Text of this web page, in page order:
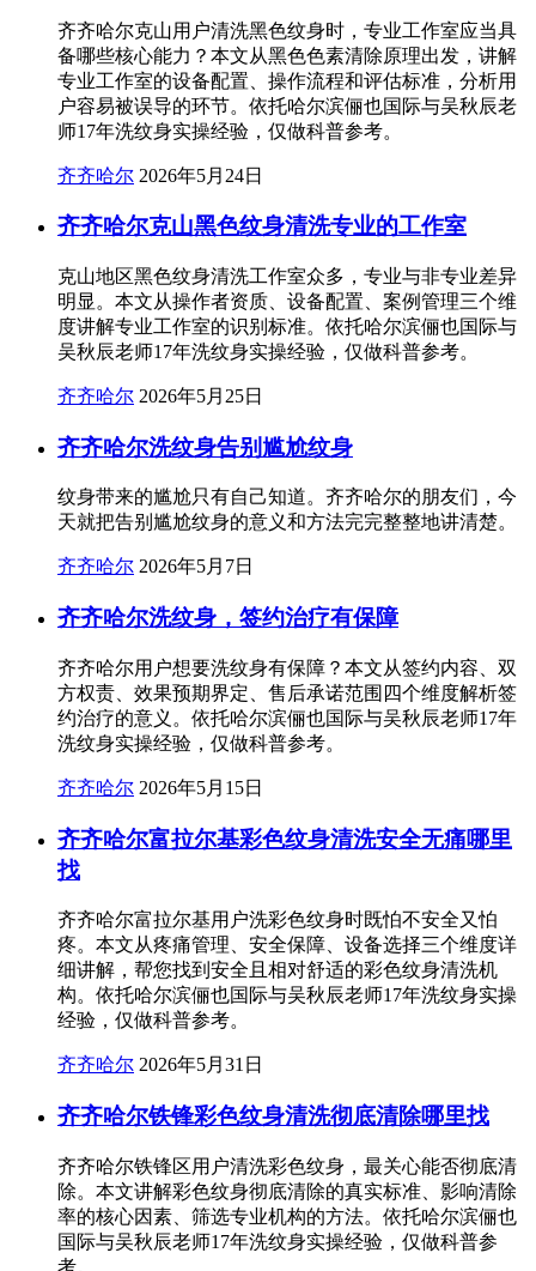
齐齐哈尔克山用户清洗黑色纹身时，专业工作室应当具
备哪些核心能力？本文从黑色色素清除原理出发，讲解
专业工作室的设备配置、操作流程和评估标准，分析用
户容易被误导的环节。依托哈尔滨俪也国际与吴秋辰老
师17年洗纹身实操经验，仅做科普参考。
齐齐哈尔 2026年5月24日
齐齐哈尔克山黑色纹身清洗专业的工作室
克山地区黑色纹身清洗工作室众多，专业与非专业差异
明显。本文从操作者资质、设备配置、案例管理三个维
度讲解专业工作室的识别标准。依托哈尔滨俪也国际与
吴秋辰老师17年洗纹身实操经验，仅做科普参考。
齐齐哈尔 2026年5月25日
齐齐哈尔洗纹身告别尴尬纹身
纹身带来的尴尬只有自己知道。齐齐哈尔的朋友们，今
天就把告别尴尬纹身的意义和方法完完整整地讲清楚。
齐齐哈尔 2026年5月7日
齐齐哈尔洗纹身，签约治疗有保障
齐齐哈尔用户想要洗纹身有保障？本文从签约内容、双
方权责、效果预期界定、售后承诺范围四个维度解析签
约治疗的意义。依托哈尔滨俪也国际与吴秋辰老师17年
洗纹身实操经验，仅做科普参考。
齐齐哈尔 2026年5月15日
齐齐哈尔富拉尔基彩色纹身清洗安全无痛哪里
找
齐齐哈尔富拉尔基用户洗彩色纹身时既怕不安全又怕
疼。本文从疼痛管理、安全保障、设备选择三个维度详
细讲解，帮您找到安全且相对舒适的彩色纹身清洗机
构。依托哈尔滨俪也国际与吴秋辰老师17年洗纹身实操
经验，仅做科普参考。
齐齐哈尔 2026年5月31日
齐齐哈尔铁锋彩色纹身清洗彻底清除哪里找
齐齐哈尔铁锋区用户清洗彩色纹身，最关心能否彻底清
除。本文讲解彩色纹身彻底清除的真实标准、影响清除
率的核心因素、筛选专业机构的方法。依托哈尔滨俪也
国际与吴秋辰老师17年洗纹身实操经验，仅做科普参
考。